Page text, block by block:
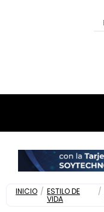
INICIO / ESTILO DE
VIDA
/